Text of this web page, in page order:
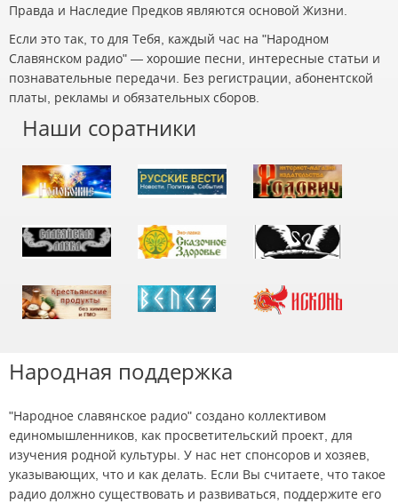
Правда и Наследие Предков являются основой Жизни.
Если это так, то для Тебя, каждый час на "Народном
Славянском радио" — хорошие песни, интересные статьи и
познавательные передачи. Без регистрации, абонентской
платы, рекламы и обязательных сборов.
Наши соратники
Народная поддержка
"Народное славянское радио" создано коллективом
единомышленников, как просветительский проект, для
изучения родной культуры. У нас нет спонсоров и хозяев,
указывающих, что и как делать. Если Вы считаете, что такое
радио должно существовать и развиваться, поддержите его